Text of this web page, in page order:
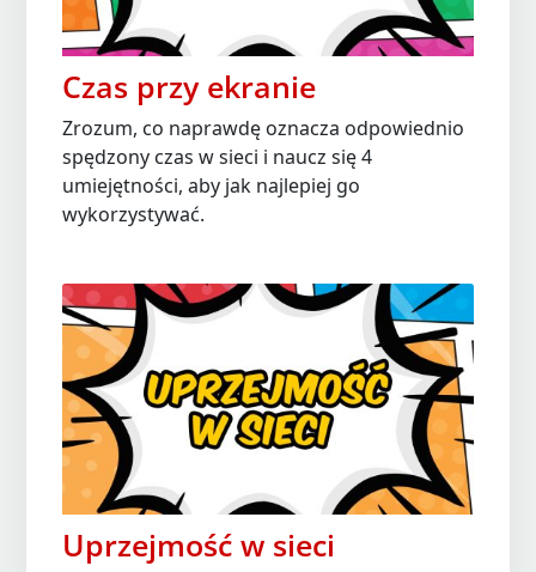
Czas przy ekranie
Zrozum, co naprawdę oznacza odpowiednio
spędzony czas w sieci i naucz się 4
umiejętności, aby jak najlepiej go
wykorzystywać.
Uprzejmość w sieci